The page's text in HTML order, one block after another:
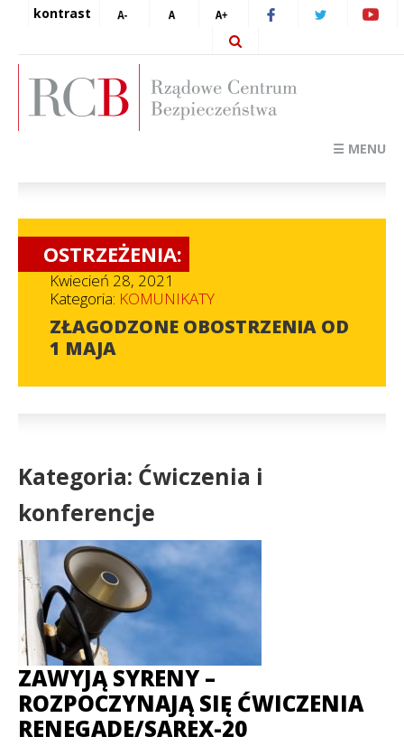
kontrast
☰ MENU
OSTRZEŻENIA:
Kwiecień 28, 2021
Kategoria: KOMUNIKATY
ZŁAGODZONE OBOSTRZENIA OD
1 MAJA
Kategoria: Ćwiczenia i
konferencje
ZAWYJĄ SYRENY –
ROZPOCZYNAJĄ SIĘ ĆWICZENIA
RENEGADE/SAREX-20